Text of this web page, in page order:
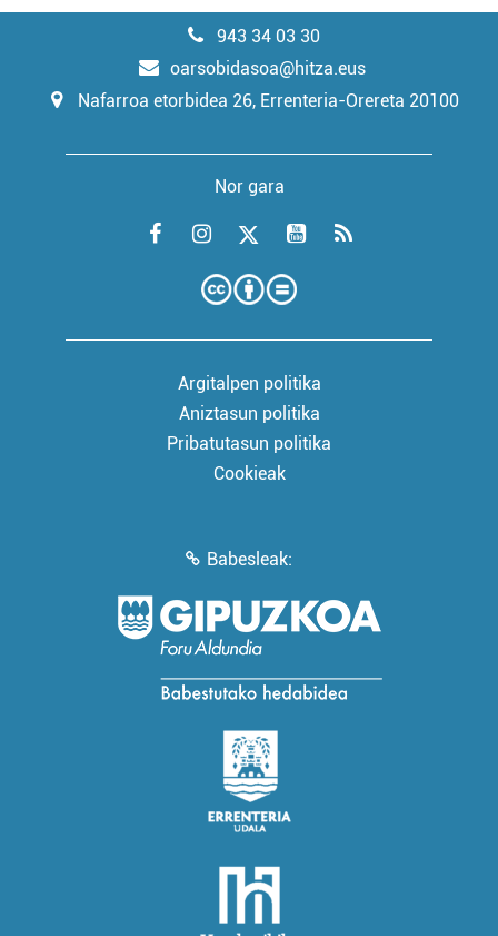
943 34 03 30
oarsobidasoa@hitza.eus
Nafarroa etorbidea 26, Errenteria-Orereta 20100
Nor gara
Argitalpen politika
Aniztasun politika
Pribatutasun politika
Cookieak
Babesleak: